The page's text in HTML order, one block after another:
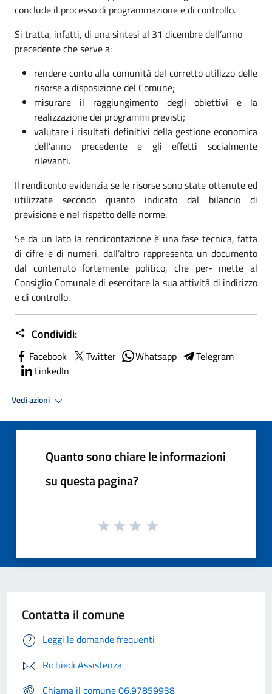
conclude il processo di programmazione e di controllo.
Si tratta, infatti, di una sintesi al 31 dicembre dell’anno
precedente che serve a:
rendere conto alla comunità del corretto utilizzo delle
risorse a disposizione del Comune;
misurare il raggiungimento degli obiettivi e la
realizzazione dei programmi previsti;
valutare i risultati definitivi della gestione economica
dell’anno precedente e gli effetti socialmente
rilevanti.
Il rendiconto evidenzia se le risorse sono state ottenute ed
utilizzate secondo quanto indicato dal bilancio di
previsione e nel rispetto delle norme.
Se da un lato la rendicontazione è una fase tecnica, fatta
di cifre e di numeri, dall’altro rappresenta un documento
dal contenuto fortemente politico, che per- mette al
Consiglio Comunale di esercitare la sua attività di indirizzo
e di controllo.
Condividi:
Facebook Twitter Whatsapp
Telegram
LinkedIn
Vedi azioni
Quanto sono chiare le informazioni
su questa pagina?
Contatta il comune
Leggi le domande frequenti
Richiedi Assistenza
Chiama il comune 06.97859938